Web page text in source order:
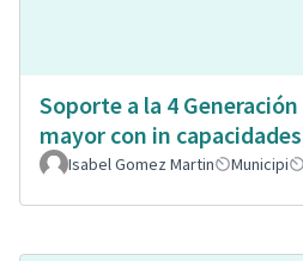
Soporte a la 4
mayor con in
Isabel Gomez Martin Municipi